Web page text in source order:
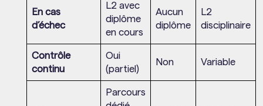
En cas
d’échec
L2 avec
diplôme
en cours
Aucun
diplôme
L2
disciplinaire
Contrôle
continu
Oui
(partiel)
Non Variable
Parcours